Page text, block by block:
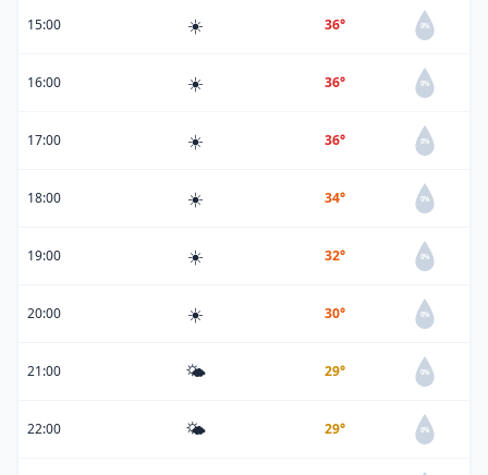
15:00 ☀️ 36° 0%
16:00 ☀️ 36° 0%
17:00 ☀️ 36° 0%
18:00 ☀️ 34° 0%
19:00 ☀️ 32° 0%
20:00 ☀️ 30° 0%
21:00 🌤️ 29° 0%
22:00 🌤️ 29° 0%